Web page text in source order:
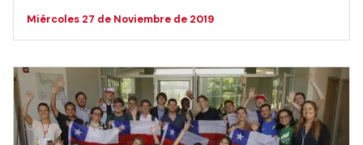
Miércoles 27 de Noviembre de 2019